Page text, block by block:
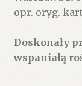
opr. oryg.
Doskonały
wspaniałą